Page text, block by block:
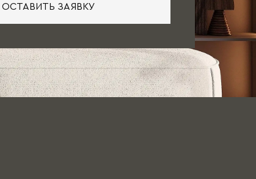
ОСТАВИТЬ ЗАЯВКУ